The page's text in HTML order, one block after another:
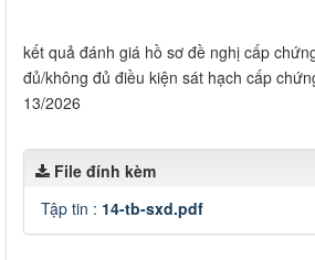
kết quả đánh giá hồ sơ đề nghị cấp
đủ/không đủ điều kiện sát hạch cấp
13/2026
File đính kèm
Tập tin : 14-tb-sxd.pdf